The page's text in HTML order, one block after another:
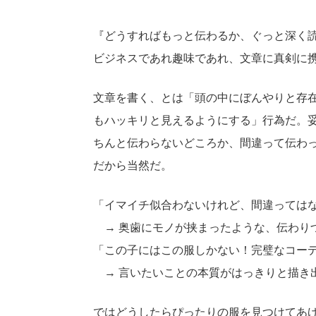
『どうすればもっと伝わるか、ぐっと深
ビジネスであれ趣味であれ、文章に真剣に
文章を書く、とは「頭の中にぼんやりと存
もハッキリと見えるようにする」行為だ。
ちんと伝わらないどころか、間違って伝わ
だから当然だ。
「イマイチ似合わないけれど、間違っては
→ 奥歯にモノが挟まったような、伝わり
「この子にはこの服しかない！完璧なコー
→ 言いたいことの本質がはっきりと描き
ではどうしたらぴったりの服を見つけてあ